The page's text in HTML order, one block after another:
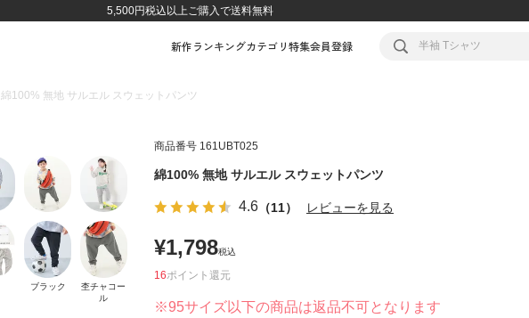
5,500円税込以上ご購入で送料無料
新作ランキングカテゴリ特集会員登録
綿100% 無地 サルエル スウェットパンツ
ブラック
杢チャコー
ル
商品番号 161UBT025
綿100% 無地 サルエル スウェットパンツ
4.6 （11） レビューを見る
¥1,798税込
16ポイント
※95サイズ以下の商品は返品不可となります